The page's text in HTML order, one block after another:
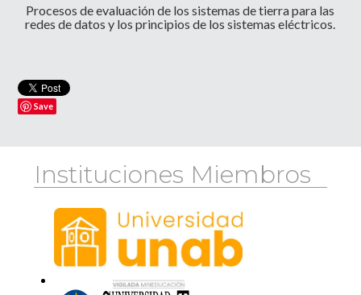
Procesos de evaluación de los sistemas de tierra para las
redes de datos y los principios de los sistemas eléctricos.
Save
Instituciones Miembros